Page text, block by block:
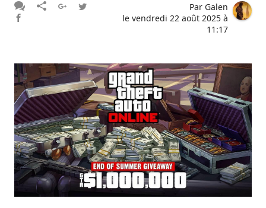
Par Galen
le vendredi 22 août 2025 à
11:17